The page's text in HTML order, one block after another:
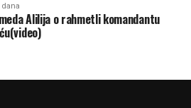
dana
Alilija o rahmetli komandantu